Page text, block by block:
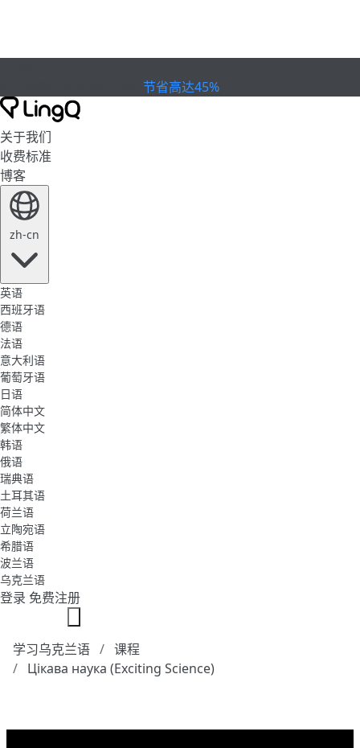
节省高达45%
关于我们
收费标准
博客
zh-cn
英语
西班牙语
德语
法语
意大利语
葡萄牙语
日语
简体中文
繁体中文
韩语
俄语
瑞典语
土耳其语
荷兰语
立陶宛语
希腊语
波兰语
乌克兰语
登录 免费注册
学习乌克兰语
课程
Цікава наука (Exciting Science)